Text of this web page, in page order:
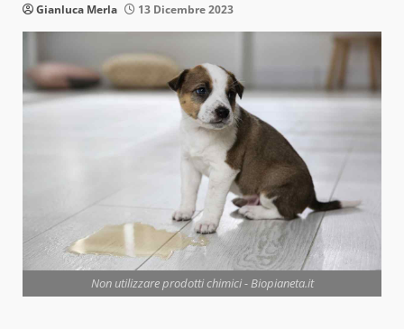
Gianluca Merla 13 Dicembre 2023
Non utilizzare prodotti chimici - Biopianeta.it